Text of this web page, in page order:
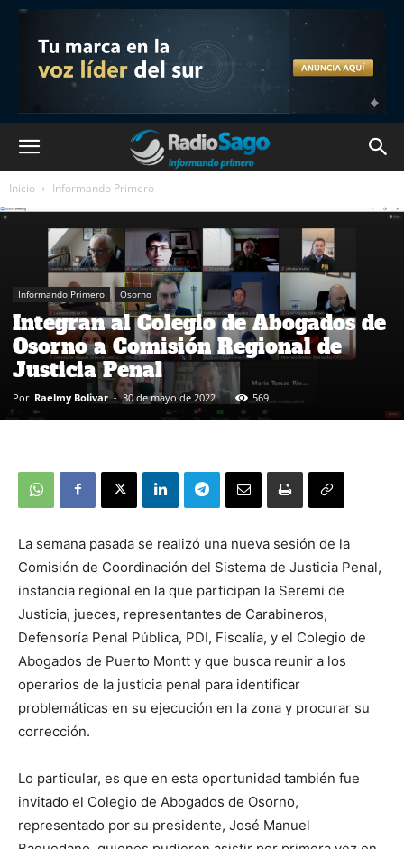
Inicio Informando Primero
Informando Primero Osorno
Integran al Colegio de Abogados de
Osorno a Comisión Regional de
Justicia Penal
Por Raelmy Bolivar - 30 de mayo de 2022 569
La semana pasada se realizó una nueva sesión de la
Comisión de Coordinación del Sistema de Justicia Penal,
instancia regional en la que participan la Seremi de
Justicia, jueces, representantes de Carabineros,
Defensoría Penal Pública, PDI, Fiscalía, y el Colegio de
Abogados de Puerto Montt y que busca reunir a los
operarios de la justicia penal para identificar
problemáticas en su ejecución en la zona y procurar su
corrección.
Lo particular, es que en esta oportunidad también fue
invitado el Colegio de Abogados de Osorno,
representado por su presidente, José Manuel